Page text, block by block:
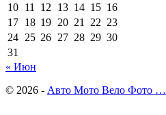
10 11 12 13 14 15 16
17 18 19 20 21 22 23
24 25 26 27 28 29 30
31
« Июн
© 2026 - Авто Мото Вело Фото …